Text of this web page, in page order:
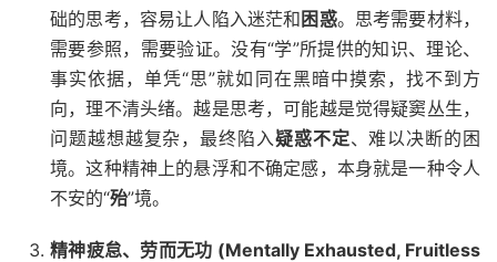
础的思考，容易让人陷入迷茫和 困惑。思考需要材料，
需要参照，需要验证。没有“学”所提供的知识、理论、
事实依据，单凭“思”就如同在黑暗中摸索，找不到方
向，理不清头绪。越是思考，可能越是觉得疑窦丛生，
问题越想越复杂，最终陷入疑惑不定、难以决断的困
境。这种精神上的悬浮和不确定感，本身就是一种令人
不安的“殆”境。
精神疲怠、劳而无功 (Mentally Exhausted, Fruitless